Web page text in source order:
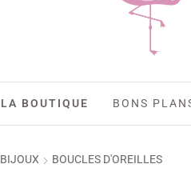
LA BOUTIQUE BONS
BIJOUX BOUCLES D'OREILLES